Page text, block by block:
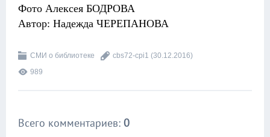
Фото Алексея БОДРОВА
Автор: Надежда ЧЕРЕПАНОВА
СМИ о библиотеке cbs72-cpi1 (30.12.2016)
989
Всего комментариев: 0